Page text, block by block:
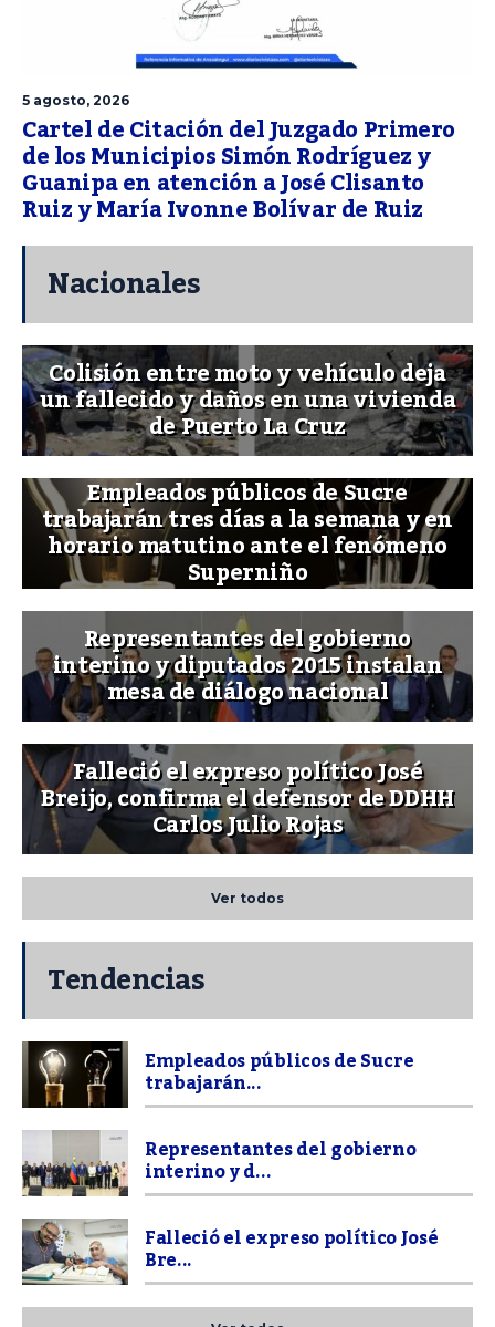
5 agosto, 2026
Cartel de Citación del Juzgado Primero
de los Municipios Simón Rodríguez y
Guanipa en atención a José Clisanto
Ruiz y María Ivonne Bolívar de Ruiz
Nacionales
Colisión entre moto y vehículo deja
un fallecido y daños en una vivienda
de Puerto La Cruz
Empleados públicos de Sucre
trabajarán tres días a la semana y en
horario matutino ante el fenómeno
Superniño
Representantes del gobierno
interino y diputados 2015 instalan
mesa de diálogo nacional
Falleció el expreso político José
Breijo, confirma el defensor de DDHH
Carlos Julio Rojas
Ver todos
Tendencias
Empleados públicos de Sucre
trabajarán...
Representantes del gobierno
interino y d...
Falleció el expreso político José
Bre...